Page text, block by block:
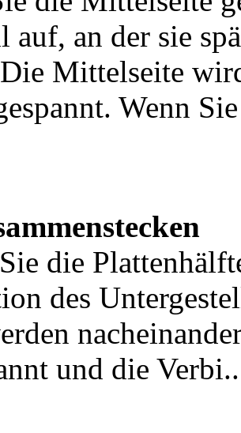
auf, an der sie
Mittelseite
Wenn
die
des
und die